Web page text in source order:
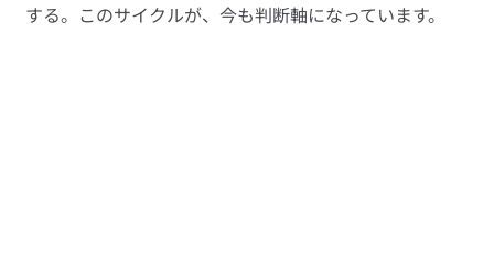
する。このサイクルが、今も判断軸になっています。